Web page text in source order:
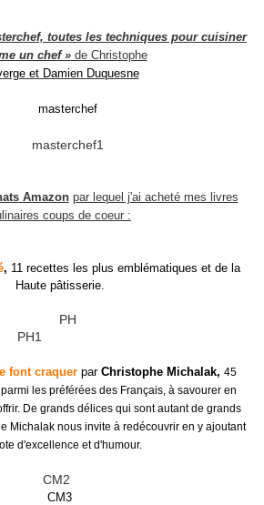
toutes les techniques pour cuisiner
un chef »de Christophe
et Damien Duquesne
Amazon par lequel j'ai acheté mes livres
coups de coeur :
, 11 recettes les plus emblématiques et de la
Haute pâtisserie.
font craquer par Christophe Michalak, 45
les préférées des Français, à savourer en
De grands délices qui sont autant de grands
Michalak nous invite à redécouvrir en y ajoutant
d'excellence et d'humour.